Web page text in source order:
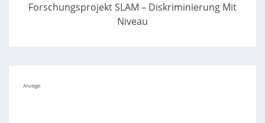
Forschungsprojekt SLAM – Diskriminierung Mit
Niveau
Anzeige: